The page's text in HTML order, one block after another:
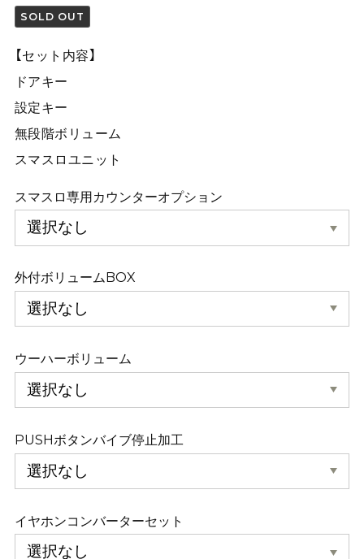
SOLD OUT
【セット内容】
ドアキー
設定キー
無段階ボリューム
スマスロユニット
スマスロ専用カウンターオプション
外付ボリュームBOX
ウーハーボリューム
PUSHボタンバイブ停止加工
イヤホンコンバーターセット